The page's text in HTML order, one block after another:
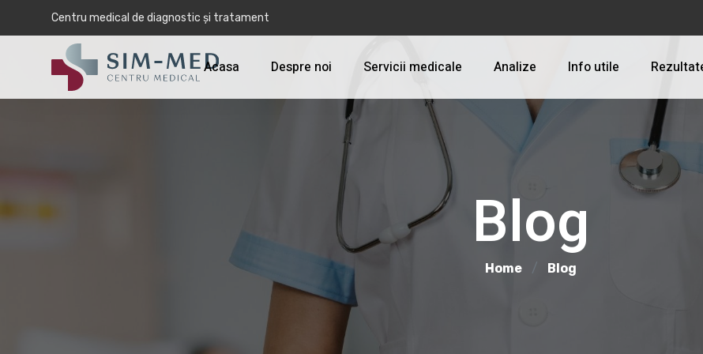
Centru medical de diagnostic și tratament
Acasa Despre noi Servicii medicale Analize Info utile
Blog
Home Blog